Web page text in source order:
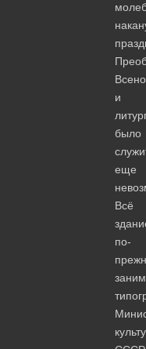
и
было
еще
Всё
по-